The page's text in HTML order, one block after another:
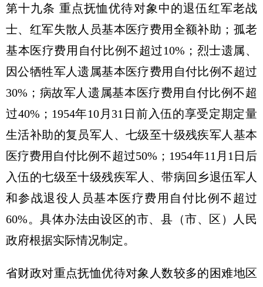
第十九条 重点抚恤优待对象中的退伍红军老战
士、红军失散人员基本医疗费用全额补助；孤老
基本医疗费用自付比例不超过10%；烈士遗属、
因公牺牲军人遗属基本医疗费用自付比例不超过
30%；病故军人遗属基本医疗费用自付比例不超
过40%；1954年10月31日前入伍的享受定期定量
生活补助的复员军人、七级至十级残疾军人基本
医疗费用自付比例不超过50%；1954年11月1日后
入伍的七级至十级残疾军人、带病回乡退伍军人
和参战退役人员基本医疗费用自付比例不超过
60%。具体办法由设区的市、县（市、区）人民
政府根据实际情况制定。
省财政对重点抚恤优待对象人数较多的困难地区